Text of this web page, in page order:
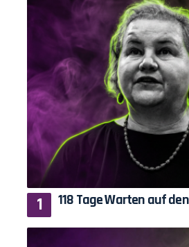
118 Tage Warten auf